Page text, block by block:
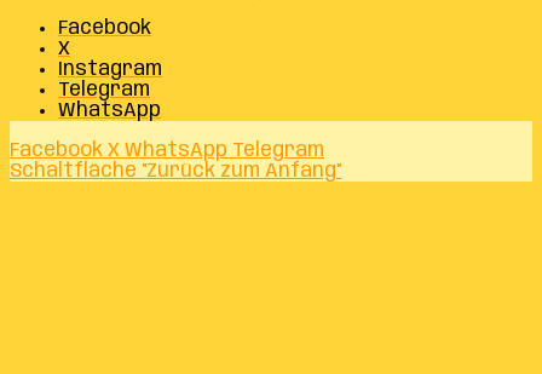
Facebook
X
Instagram
Telegram
WhatsApp
Facebook X WhatsApp Telegram
Schaltfläche "Zurück zum Anfang"